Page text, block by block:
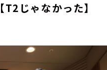
じゃなかった】